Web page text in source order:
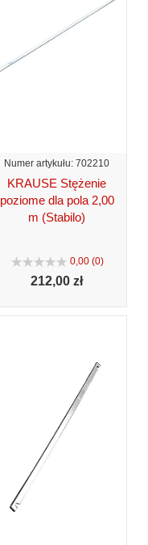
Numer artykułu: 702210
KRAUSE Stężenie
poziome dla pola 2,00
m (Stabilo)
0,00 (0)
212,00 zł